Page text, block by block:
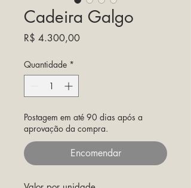
Cadeira Galgo
R$ 4.300,00Preço
Quantidade *
Postagem em até 90 dias após a
aprovação da compra.
Encomendar